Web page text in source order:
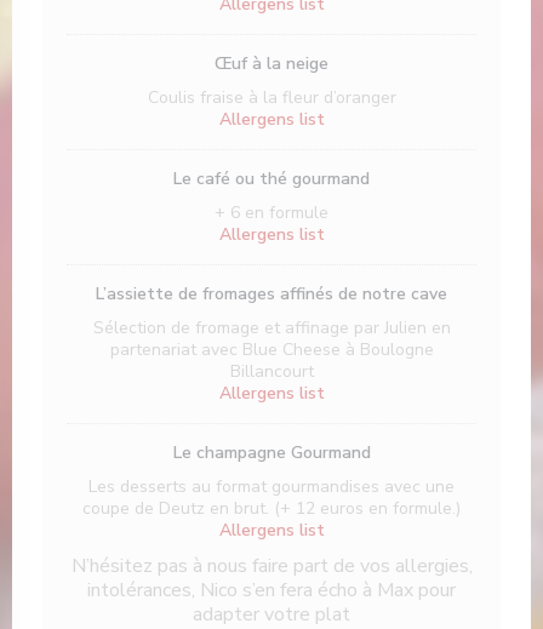
Œuf à la neige
Coulis fraise à la fleur d’oranger
Allergens list
Le café ou thé gourmand
+ 6 en formule
Allergens list
L’assiette de fromages affinés de notre cave
Sélection de fromage et affinage par Julien en
partenariat avec Blue Cheese à Boulogne
Billancourt
Allergens list
Le champagne Gourmand
Les desserts au format gourmandises avec une
coupe de Deutz en brut. (+ 12 euros en formule.)
Allergens list
N’hésitez pas à nous faire part de vos allergies,
intolérances, Nico s’en fera écho à Max pour
adapter votre plat